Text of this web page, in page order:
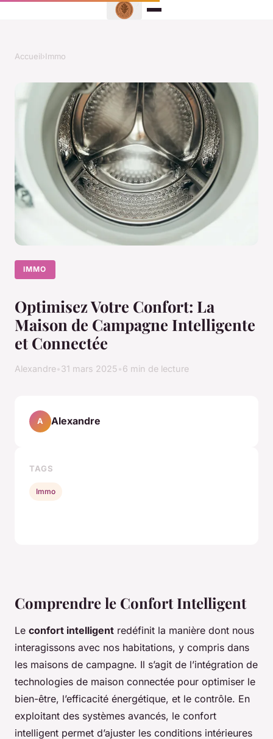
Accueil›Immo
IMMO
Optimisez Votre Confort: La
Maison de Campagne Intelligente
et Connectée
Alexandre 31 mars 2025 6 min de lecture
Comprendre le Confort Intelligent
Le confort intelligent redéfinit la manière dont nous
interagissons avec nos habitations, y compris dans
les maisons de campagne. Il s’agit de l’intégration de
technologies de maison connectée pour optimiser le
bien-être, l’efficacité énergétique, et le contrôle. En
exploitant des systèmes avancés, le confort
intelligent permet d’ajuster les conditions intérieures
A Alexandre
TAGS
Immo